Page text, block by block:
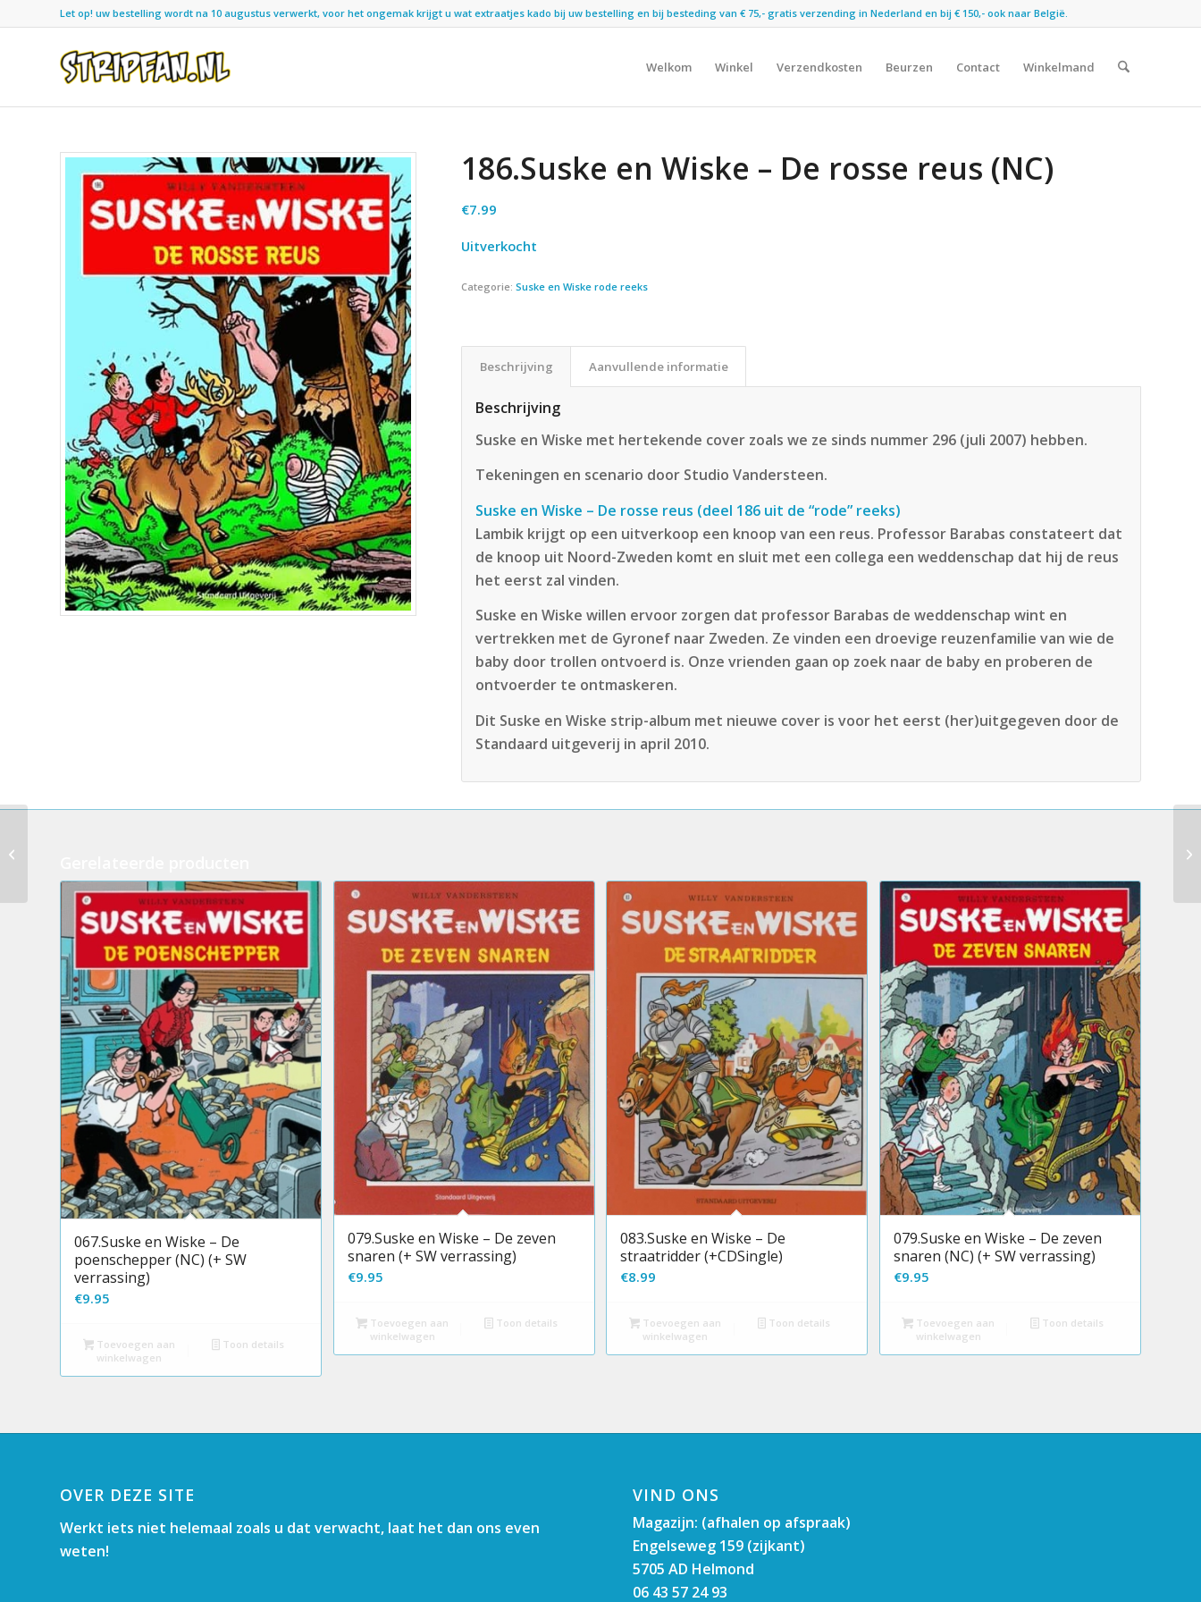
Let op! uw bestelling wordt na 10 augustus verwerkt, voor het ongemak krijgt u wat extraatjes kado bij uw bestelling en bij besteding van € 75,- gratis verzending in Nederland en bij € 150,- ook naar België.
Welkom Winkel Verzendkosten Beurzen Contact Winkelmand
186.Suske en Wiske – De rosse reus (NC)
€7.99
Uitverkocht
Categorie:Suske en Wiske rode reeks
Beschrijving Aanvullende informatie
Beschrijving
Suske en Wiske met hertekende cover zoals we ze sinds nummer 296 (juli 2007) hebben.
Tekeningen en scenario door Studio Vandersteen.
Suske en Wiske – De rosse reus (deel 186 uit de “rode” reeks)
Lambik krijgt op een uitverkoop een knoop van een reus. Professor Barabas constateert dat
de knoop uit Noord-Zweden komt en sluit met een collega een weddenschap dat hij de reus
het eerst zal vinden.
Suske en Wiske willen ervoor zorgen dat professor Barabas de weddenschap wint en
vertrekken met de Gyronef naar Zweden. Ze vinden een droevige reuzenfamilie van wie de
baby door trollen ontvoerd is. Onze vrienden gaan op zoek naar de baby en proberen de
ontvoerder te ontmaskeren.
Dit Suske en Wiske strip-album met nieuwe cover is voor het eerst (her)uitgegeven door de
Standaard uitgeverij in april 2010.
067.Suske en Wiske – De
poenschepper (NC) (+ SW
verrassing)
€9.95
Toevoegen aan
winkelwagen
Toon details
079.Suske en Wiske – De zeven
snaren (+ SW verrassing)
€9.95
Toevoegen aan
winkelwagen
Toon details
083.Suske en Wiske – De
straatridder (+CDSingle)
€8.99
Toevoegen aan
winkelwagen
Toon details
079.Suske en Wiske – De zeven
snaren (NC) (+ SW verrassing)
€9.95
Toevoegen aan
winkelwagen
Toon details
OVER DEZE SITE
Werkt iets niet helemaal zoals u dat verwacht, laat het dan ons even
weten!
VIND ONS
Magazijn: (afhalen op afspraak)
Engelseweg 159 (zijkant)
5705 AD Helmond
06 43 57 24 93